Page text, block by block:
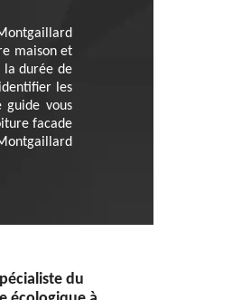
maison et
la durée de
les
guide vous
facade
du